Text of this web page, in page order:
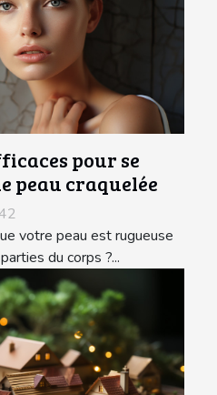
pour se
peau craquelée
votre peau est rugueuse
du corps ?...